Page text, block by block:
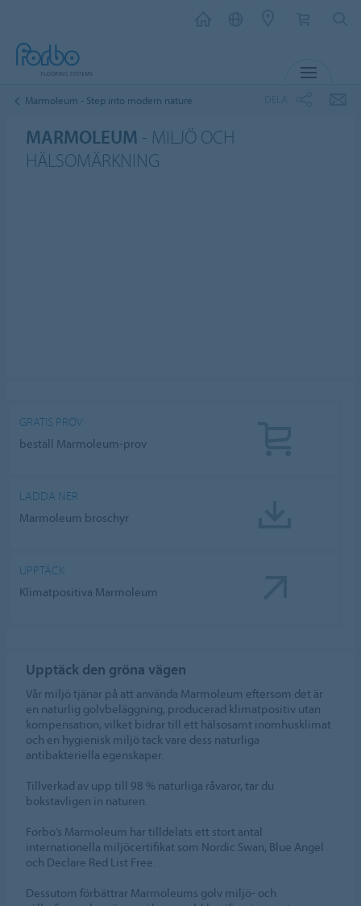
Marmoleum - Step into modern nature
MARMOLEUM - MILJÖ OCH
HÄLSOMÄRKNING
GRATIS PROV
beställ Marmoleum-prov
LADDA NER
Marmoleum broschyr
UPPTÄCK
Klimatpositiva Marmoleum
Upptäck den gröna vägen
Vår miljö tjänar på att använda Marmoleum eftersom det är
en naturlig golvbeläggning, producerad klimatpositiv utan
kompensation, vilket bidrar till ett hälsosamt inomhusklimat
och en hygienisk miljö tack vare dess naturliga
antibakteriella egenskaper.
Tillverkad av upp till 98 % naturliga råvaror, tar du
bokstavligen in naturen.
Forbo’s Marmoleum har tilldelats ett stort antal
internationella miljöcertifikat som Nordic Swan, Blue Angel
och Declare Red List Free.
Dessutom förbättrar Marmoleums golv miljö- och